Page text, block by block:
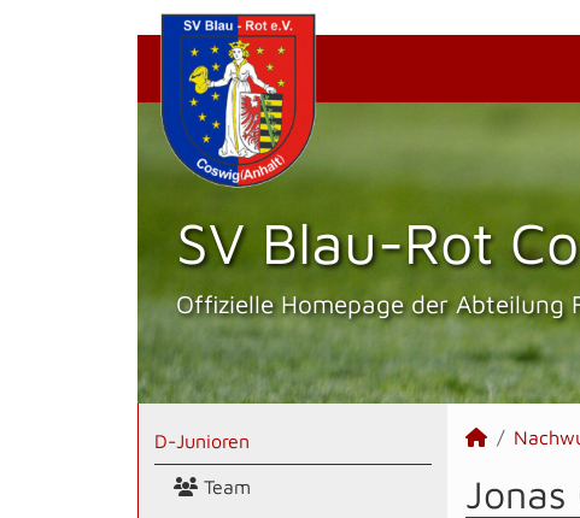
SV Blau-Rot
Offizielle Homepage der Abteilung
D-Junioren
Team